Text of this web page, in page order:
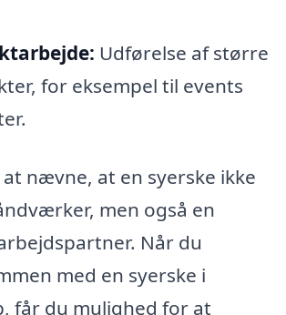
Udførelse af større
for eksempel til events
nævne, at en syerske ikke
men også en
Når du
med en syerske i
får du mulighed for at